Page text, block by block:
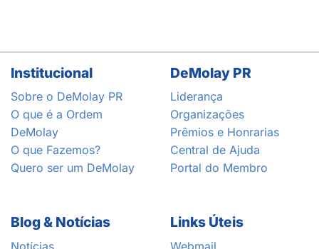
Institucional
Sobre o DeMolay PR
O que é a Ordem
DeMolay
O que Fazemos?
Quero ser um DeMolay
DeMolay PR
Liderança
Organizações
Prêmios e Honrarias
Central de Ajuda
Portal do Membro
Blog & Notícias
Notícias
Links Úteis
Webmail